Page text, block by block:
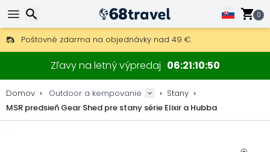
0
Poštovné zdarma na objednávky nad 49 €.
30 dní na vrátenie, 90 dní na drevené mapy a dekorácie.
Najlepšie ceny na outdoor vybavenie a doplnky.
Zľavy na letný výpredaj 06211050
Domov Outdoor a kempovanie
Stany
MSR predsieň Gear Shed pre stany série Elixir a Hubba
Hľadať